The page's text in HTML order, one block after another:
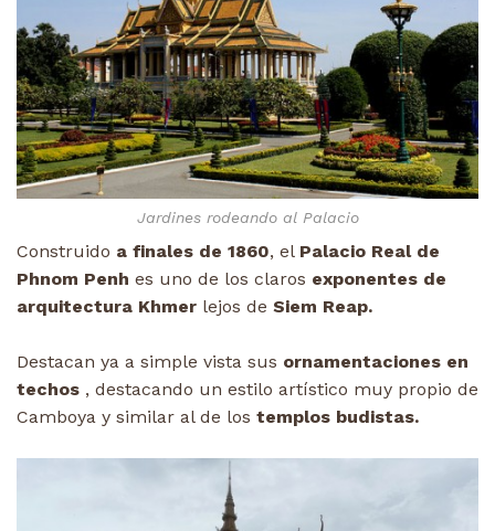
Jardines rodeando al Palacio
Construido a finales de 1860, el Palacio Real de
Phnom Penh es uno de los claros exponentes de
arquitectura Khmer lejos de Siem Reap.
Destacan ya a simple vista sus ornamentaciones en
techos , destacando un estilo artístico muy propio de
Camboya y similar al de los templos budistas.